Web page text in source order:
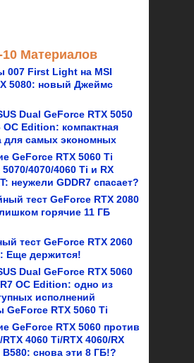
Материалов
007 First Light на MSI
5080: новый Джеймс
Dual GeForce RTX 5050
OC Edition: компактная
для самых экономных
GeForce RTX 5060 Ti
5070/4070/4060 Ti и RX
неужели GDDR7 спасает?
тест GeForce RTX 2080
горячие 11 ГБ
тест GeForce RTX 2060
Еще держится!
Dual GeForce RTX 5060
OC Edition: одно из
исполнений
GeForce RTX 5060 Ti
GeForce RTX 5060 против
4060 Ti/RTX 4060/RX
B580: снова эти 8 ГБ!?